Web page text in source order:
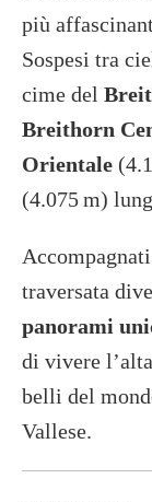
più
Sospesi tra
cime del
Breithorn
Orientale
(4.075 m)
traversata
panorami
di vivere
belli del
Vallese.